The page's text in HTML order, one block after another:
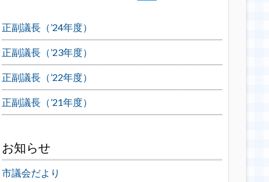
正副議長（’24年度）
正副議長（’23年度）
正副議長（’22年度）
正副議長（’21年度）
お知らせ
市議会だより